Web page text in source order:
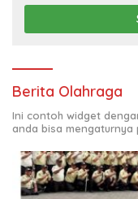
Berita Olahraga
Ini contoh widget
anda bisa